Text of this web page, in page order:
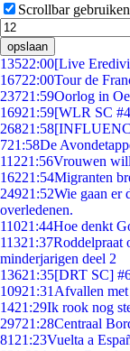
Scrollbar gebruiken
opslaan
13522:00[Live
16722:00Tour de
23721:59Oorlog in
16921:59[WLR SC
26821:58
721:58De
11221:56Vrouwen
16221:54Migranten
24921:52Wie gaan er
overledenen.
11021:44Hoe denkt
11321:37Roddelpraat
minderjarigen deel 2
13621:35[DRT SC]
10921:31 Afvallen
1421:29Ik rook nog
29721:28Centraal
81 21:23Vuelta a